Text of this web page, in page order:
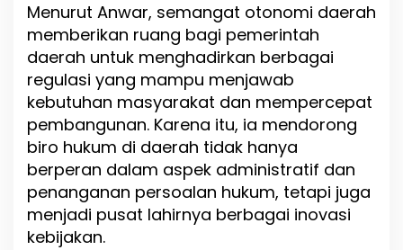
g
u
l
a
s
i
u
n
u
k
P
Menurut Anwar, semangat otonomi daerah
memberikan ruang bagi pemerintah
daerah untuk menghadirkan berbagai
regulasi yang mampu menjawab
kebutuhan masyarakat dan mempercepat
pembangunan. Karena itu, ia mendorong
biro hukum di daerah tidak hanya
berperan dalam aspek administratif dan
penanganan persoalan hukum, tetapi juga
menjadi pusat lahirnya berbagai inovasi
kebijakan.